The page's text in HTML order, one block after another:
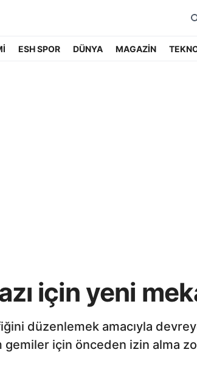
ESH SPOR DÜNYA MAGAZİN
için yeni
düzenlemek amacıyla
için önceden izin alma